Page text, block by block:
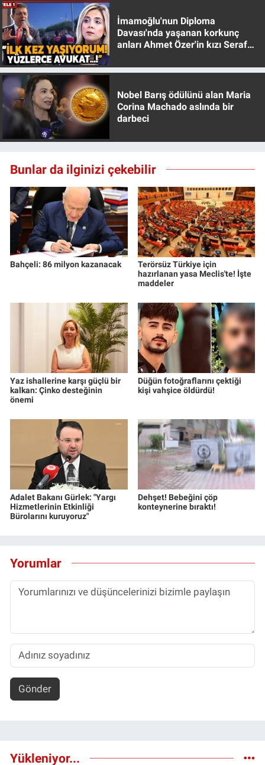
İmamoğlu'nun Diploma
Davası'nda yaşanan korkunç
anları Ahmet Özer'in kızı Seraf
Nobel Barış ödülünü alan Maria
Corina Machado aslında bir
darbeci
Bunlar da ilginizi çekebilir
Bahçeli: 86 milyon kazanacak
Terörsüz Türkiye için
hazırlanan yasa Meclis'te! İşte
maddeler
Yaz ishallerine karşı güçlü bir
kalkan: Çinko desteğinin
önemi
Düğün fotoğraflarını çektiği
kişi vahşice öldürdü!
Adalet Bakanı Gürlek: "Yargı
Hizmetlerinin Etkinliği
Bürolarını kuruyoruz"
Dehşet! Bebeğini çöp
konteynerine bıraktı!
Yorumlar
Gönder
Yükleniyor...